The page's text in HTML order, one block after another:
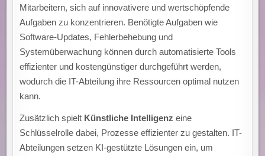
Mitarbeitern, sich auf innovativere und wertschöpfende
Aufgaben zu konzentrieren. Benötigte Aufgaben wie
Software-Updates, Fehlerbehebung und
Systemüberwachung können durch automatisierte Tools
effizienter und kostengünstiger durchgeführt werden,
wodurch die IT-Abteilung ihre Ressourcen optimal nutzen
kann.
Zusätzlich spielt Künstliche Intelligenz eine
Schlüsselrolle dabei, Prozesse effizienter zu gestalten. IT-
Abteilungen setzen KI-gestützte Lösungen ein, um